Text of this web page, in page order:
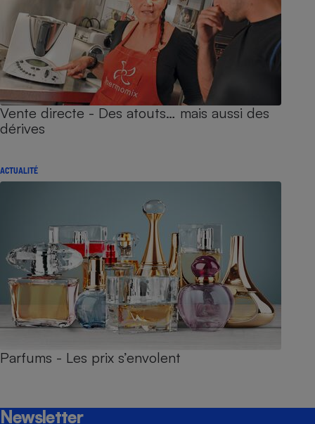
Vente directe - Des atouts… mais aussi des
dérives
ACTUALITÉ
Parfums - Les prix s’envolent
Newsletter